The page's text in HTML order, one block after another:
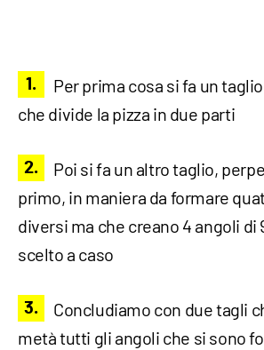
Per prima cosa si fa un
che divide la pizza in due parti
Poi si fa un altro taglio,
primo, in maniera da formare
diversi ma che creano 4 angoli di
scelto a caso
Concludiamo con due tagli
metà tutti gli angoli che si sono